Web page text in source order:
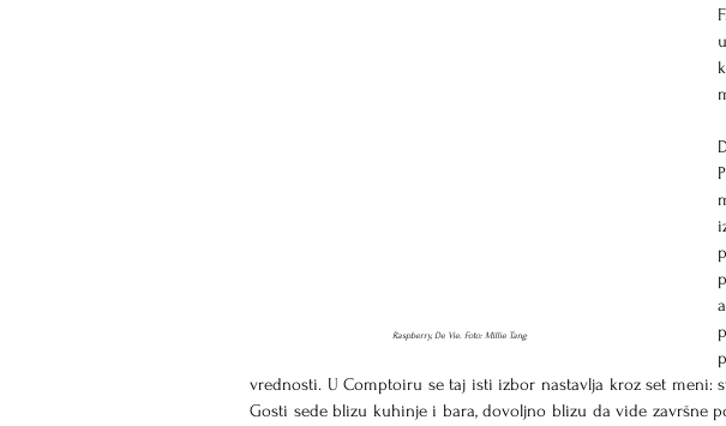
Raspberry, De Vie. Foto: Millie Tang
vrednosti. U Comptoiru se taj isti izbor nastavlja kroz set
Gosti sede blizu kuhinje i bara, dovoljno blizu da vide završne